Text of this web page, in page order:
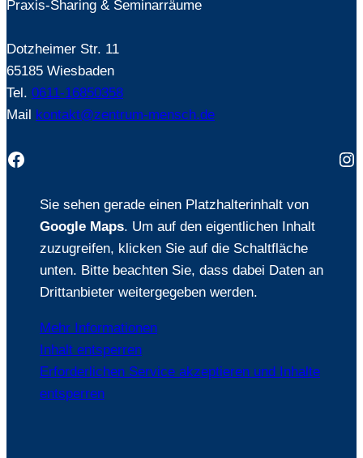
Praxis-Sharing & Seminarräume
Dotzheimer Str. 11
65185 Wiesbaden
Tel. 0611-16850358
Mail kontakt@zentrum-mensch.de
Facebook
Sie sehen gerade einen Platzhalterinhalt von
Google Maps. Um auf den eigentlichen Inhalt
zuzugreifen, klicken Sie auf die Schaltfläche
unten. Bitte beachten Sie, dass dabei Daten an
Drittanbieter weitergegeben werden.
Mehr Informationen
Inhalt entsperren
Erforderlichen Service akzeptieren und Inhalte
entsperren